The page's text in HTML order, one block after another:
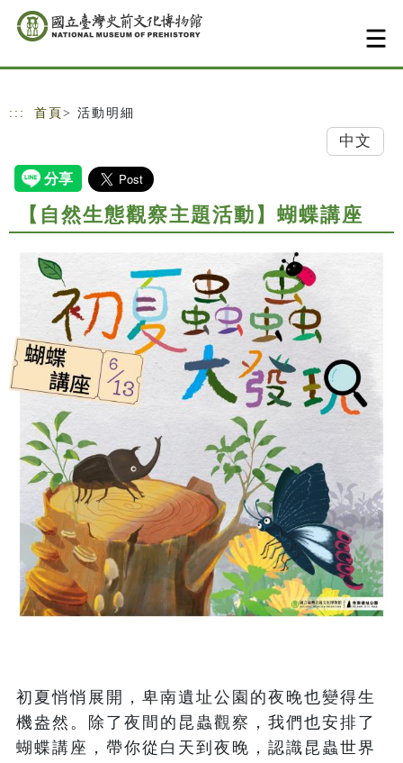
跳到主要內容
網站導覽
::: 首頁 > 活動明細
中文
【自然生態觀察主題活動】蝴蝶講座
初夏悄悄展開，卑南遺址公園的夜晚也變得生
機盎然。除了夜間的昆蟲觀察，我們也安排了
蝴蝶講座，帶你從白天到夜晚，認識昆蟲世界